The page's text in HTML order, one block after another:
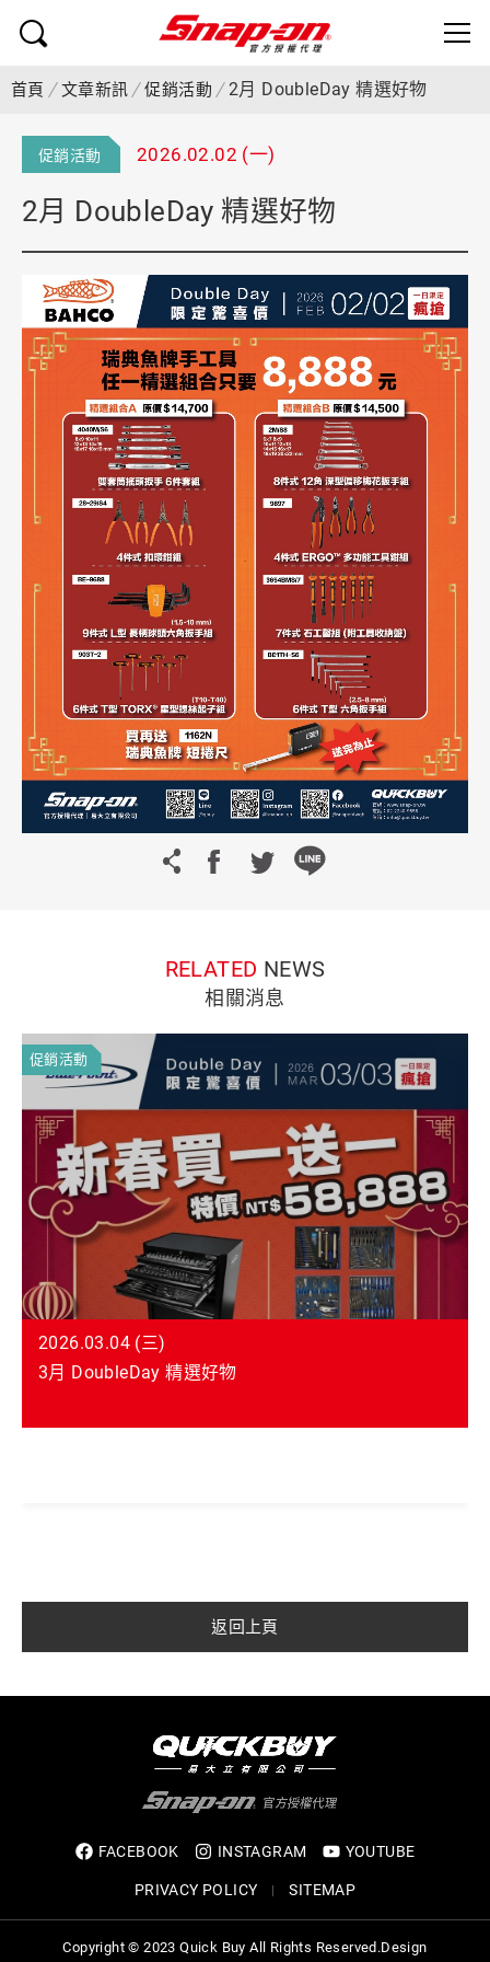
首頁 文章新訊 促銷活動 2月 DoubleDay 精選好物
促銷活動 2026.02.02 (一)
2月 DoubleDay 精選好物
RELATED NEWS
相關消息
促銷活動
2026.03.04 (三)
3月 DoubleDay 精選好物
返回上頁
FACEBOOK INSTAGRAM YOUTUBE
PRIVACY POLICY SITEMAP
Copyright © 2023 Quick Buy All Rights Reserved.Design